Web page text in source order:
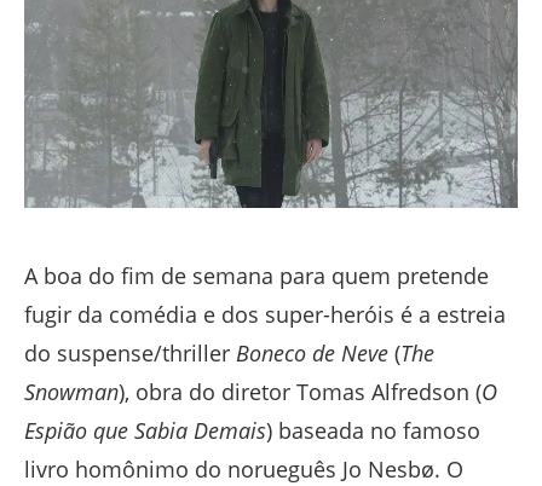
A boa do fim de semana para quem pretende
fugir da comédia e dos super-heróis é a estreia
do suspense/thriller Boneco de Neve (The
Snowman), obra do diretor Tomas Alfredson (O
Espião que Sabia Demais) baseada no famoso
livro homônimo do norueguês Jo Nesbø. O